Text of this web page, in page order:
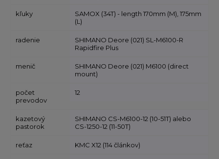
kľuky
SAMOX (34T) - length 170mm (M), 175mm
(L)
radenie
SHIMANO Deore (021) SL-M6100-R
Rapidfire Plus
menič
SHIMANO Deore (021) M6100 (direct
mount)
počet
prevodov
12
kazetový
pastorok
SHIMANO CS-M6100-12 (10-51T) alebo
CS-1250-12 (11-50T)
reťaz KMC X12 (114 článkov)